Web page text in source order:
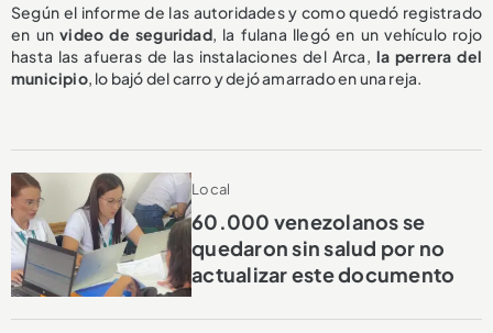
Según el informe de las autoridades y como quedó registrado
en unvideo de seguridad, la fulana llegó en un vehículo rojo
hasta las afueras de las instalaciones del Arca, la perrera del
municipio, lo bajó del carro y dejó amarrado en una reja.
Local
60.000 venezolanos se
quedaron sin salud por no
actualizar este documento